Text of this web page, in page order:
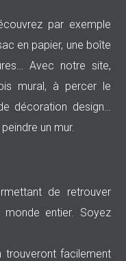
par exemple
en papier, une boîte
Avec notre site,
mural, à percer le
décoration design…
un mur.
de retrouver
entier. Soyez
trouveront facilement